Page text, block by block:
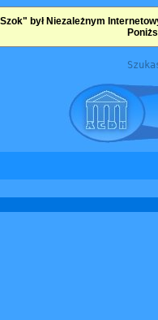
był Niezależnym